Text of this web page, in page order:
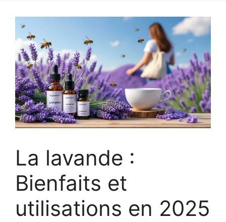
La lavande :
Bienfaits et
utilisations en 2025